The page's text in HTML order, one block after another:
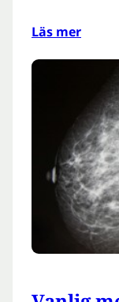
Läs mer